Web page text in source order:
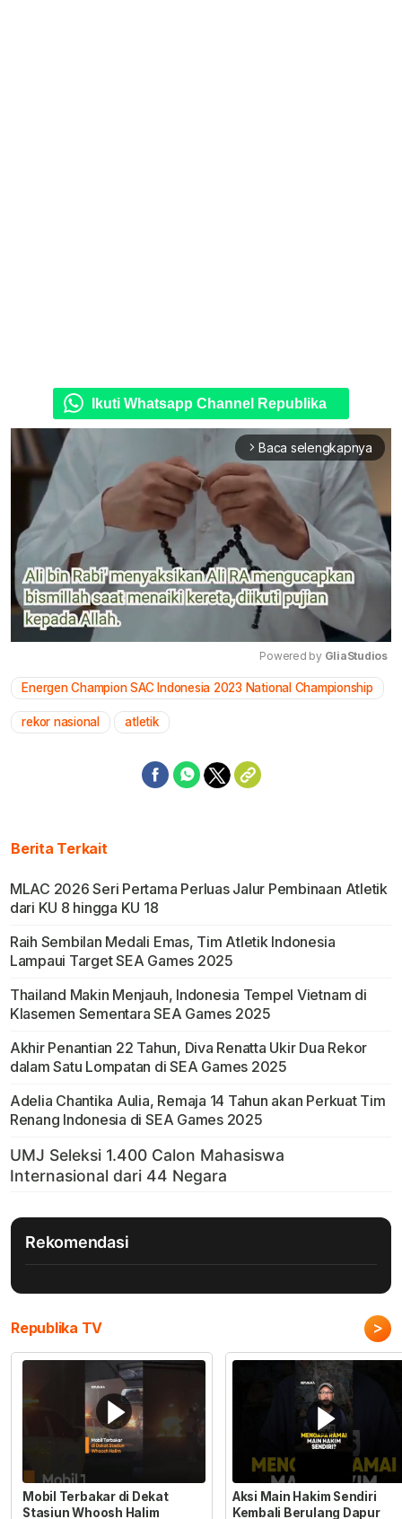
Ikuti Whatsapp Channel Republika
arrow_forward_ios Baca selengkapnya
Mute
Powered by GliaStudios
Energen Champion SAC Indonesia 2023 National Championship
rekor nasional atletik
Berita Terkait
MLAC 2026 Seri Pertama Perluas Jalur Pembinaan Atletik
dari KU 8 hingga KU 18
Raih Sembilan Medali Emas, Tim Atletik Indonesia
Lampaui Target SEA Games 2025
Thailand Makin Menjauh, Indonesia Tempel Vietnam di
Klasemen Sementara SEA Games 2025
Akhir Penantian 22 Tahun, Diva Renatta Ukir Dua Rekor
dalam Satu Lompatan di SEA Games 2025
Adelia Chantika Aulia, Remaja 14 Tahun akan Perkuat Tim
Renang Indonesia di SEA Games 2025
Rekomendasi
Republika TV >
Mobil Terbakar di Dekat
Stasiun Whoosh Halim
Aksi Main Hakim Sendiri
Kembali Berulang Dapur